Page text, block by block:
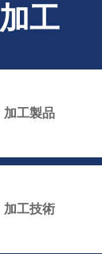
加工
加工製品
加工技術